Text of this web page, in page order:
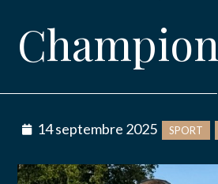
14 septembre 2025 SPORT